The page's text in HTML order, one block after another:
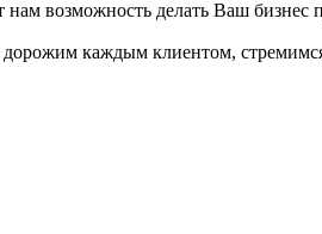
нам возможность делать Ваш бизнес
каждым клиентом,